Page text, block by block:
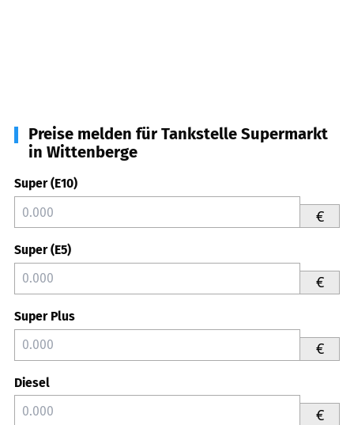
Preise melden für Tankstelle Supermarkt
in Wittenberge
Super (E10)
€
Super (E5)
€
Super Plus
€
Diesel
€